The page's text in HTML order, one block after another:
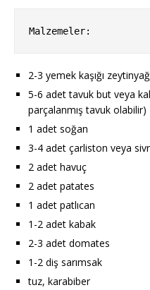
Malzemeler:
2-3 yemek kaşığı
5-6 adet tavuk but veya
parçalanmış tavuk olabilir)
1 adet soğan
3-4 adet çarliston veya
2 adet havuç
2 adet patates
1 adet patlıcan
1-2 adet kabak
2-3 adet domates
1-2 diş sarımsak
tuz, karabiber